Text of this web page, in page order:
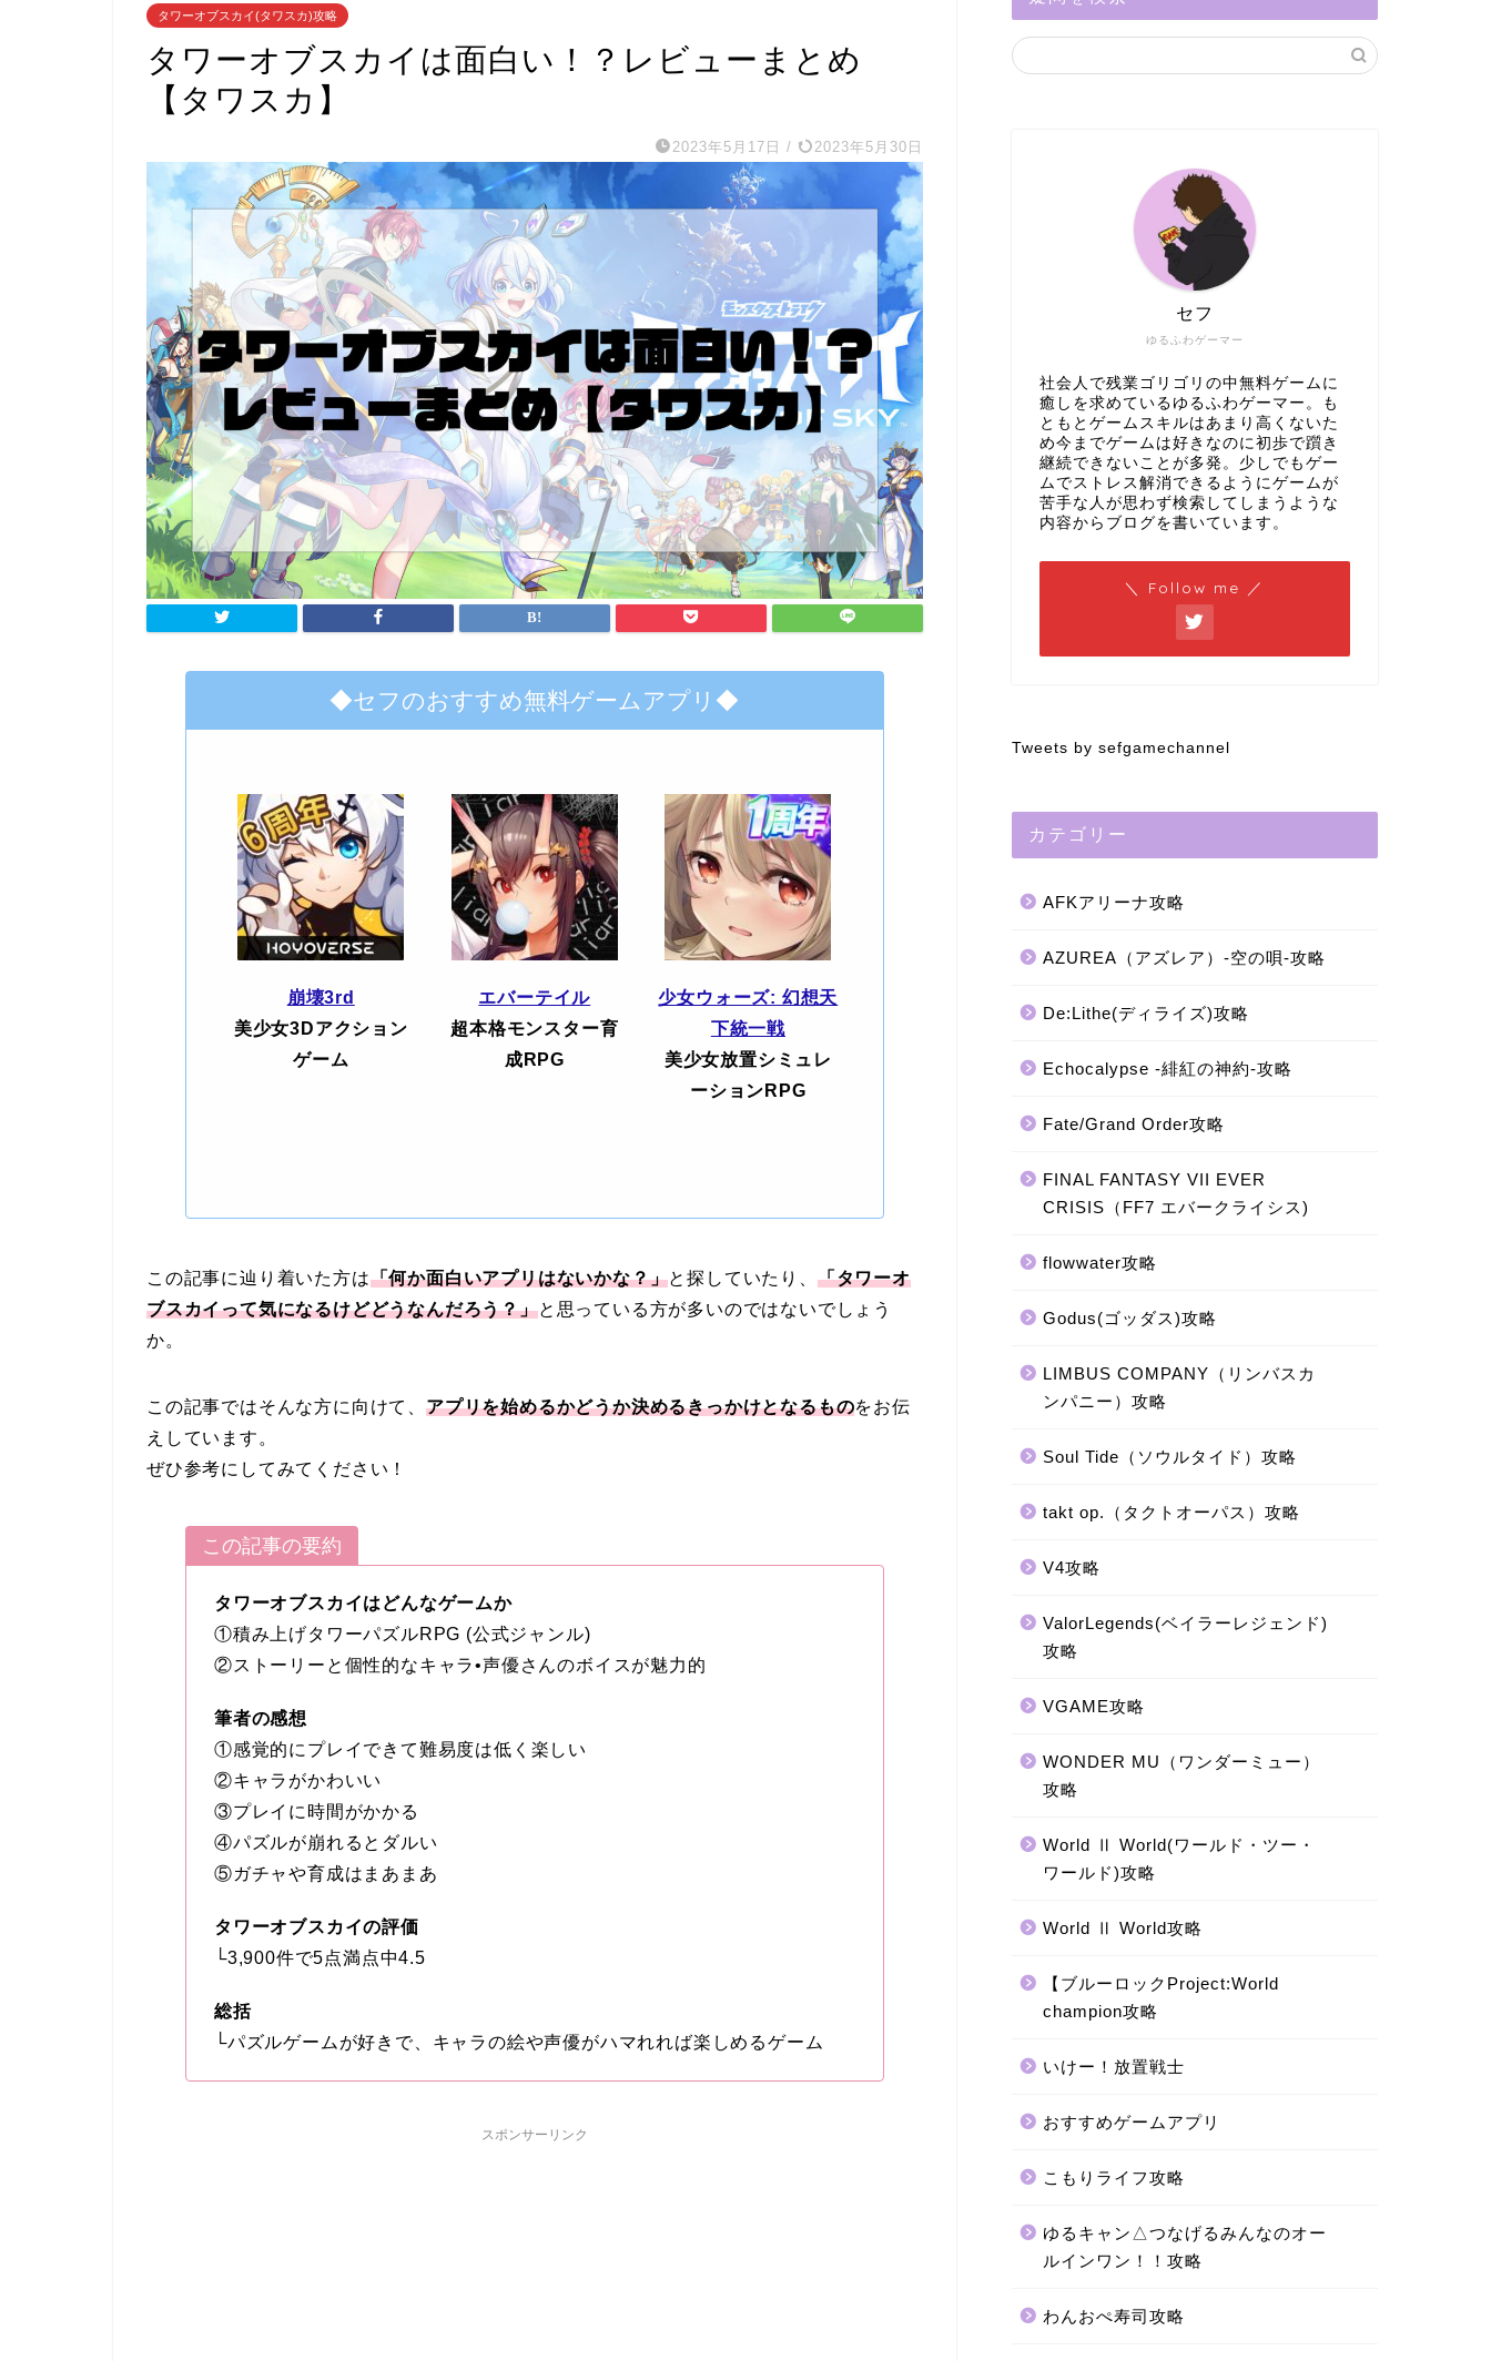
タワーオブスカイ(タワスカ)攻略
タワーオブスカイは面白い！？レビューまとめ
【タワスカ】
2023年5月17日 / 2023年5月30日
◆セフのおすすめ無料ゲームアプリ◆
崩壊3rd
美少女3Dアクション
ゲーム
エバーテイル
超本格モンスター育
成RPG
少女ウォーズ: 幻想天
下統一戦
美少女放置シミュレ
ーションRPG
この記事に辿り着いた方は「何か面白いアプリはないかな？」と探していたり、 「タワーオ
ブスカイって気になるけどどうなんだろう？」と思っている方が多いのではないでしょう
か。
この記事ではそんな方に向けて、 アプリを始めるかどうか決めるきっかけとなるものをお伝
えしています。
ぜひ参考にしてみてください！
この記事の要約
タワーオブスカイはどんなゲームか
①積み上げタワーパズルRPG (公式ジャンル)
②ストーリーと個性的なキャラ•声優さんのボイスが魅力的
筆者の感想
①感覚的にプレイできて難易度は低く楽しい
②キャラがかわいい
③プレイに時間がかかる
④パズルが崩れるとダルい
⑤ガチャや育成はまあまあ
タワーオブスカイの評価
└3,900件で5点満点中4.5
総括
└パズルゲームが好きで、キャラの絵や声優がハマれれば楽しめるゲーム
スポンサーリンク
ゆるふわゲーマー
セフ
社会人で残業ゴリゴリの中無料ゲームに
癒しを求めているゆるふわゲーマー。も
ともとゲームスキルはあまり高くないた
め今までゲームは好きなのに初歩で躓き
継続できないことが多発。少しでもゲー
ムでストレス解消できるようにゲームが
苦手な人が思わず検索してしまうような
内容からブログを書いています。
＼ Follow me ／
Tweets by sefgamechannel
カテゴリー
AFKアリーナ攻略
AZUREA（アズレア）-空の唄-攻略
De:Lithe(ディライズ)攻略
Echocalypse -緋紅の神約-攻略
Fate/Grand Order攻略
FINAL FANTASY VII EVER
CRISIS（FF7 エバークライシス)
flowwater攻略
Godus(ゴッダス)攻略
LIMBUS COMPANY（リンバスカ
ンパニー）攻略
Soul Tide（ソウルタイド）攻略
takt op.（タクトオーパス）攻略
V4攻略
ValorLegends(ベイラーレジェンド)
攻略
VGAME攻略
WONDER MU（ワンダーミュー）
攻略
World Ⅱ World(ワールド・ツー・
ワールド)攻略
World Ⅱ World攻略
【ブルーロックProject:World
champion攻略
いけー！放置戦士
おすすめゲームアプリ
こもりライフ攻略
ゆるキャン△つなげるみんなのオー
ルインワン！！攻略
わんおぺ寿司攻略